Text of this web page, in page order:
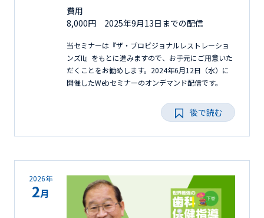
費用
8,000円 2025年9月13日までの配信
当セミナーは『ザ・プロビジョナルレストレーショ
ンズII』をもとに進みますので、お手元にご用意いた
だくことをお勧めします。2024年6月12日（水）に
開催したWebセミナーのオンデマンド配信です。
後で読む
2026年
2月